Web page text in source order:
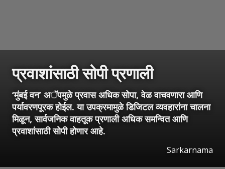
प्रवाशांसाठी सोपी प्रणाली
‘मुंबई वन’ अॅपमुळे प्रवास अधिक सोपा, वेळ वाचवणारा आणि
पर्यावरणपूरक होईल. या उपक्रमामुळे डिजिटल व्यवहारांना चालना
मिळून, सार्वजनिक वाहतूक प्रणाली अधिक समन्वित आणि
प्रवाशांसाठी सोपी होणार आहे.
Sarkarnama